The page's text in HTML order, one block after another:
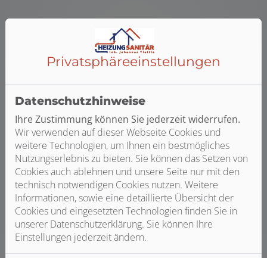
Qualität zum fairen Preis
Wir verbauen ausschließlich Qualitätsprodukte
renommierter Hersteller. So können wir Ihnen
umfassende Service- und Garantieleistungen bieten –
und Sie sparen auf lange Sicht viel Geld durch
ausbleibende Reparaturen. Außerdem beraten wir Sie
ausführlich zu den möglichen Fördermitteln durch
BAFA und KfW, wodurch Sie zusätzlich Geld sparen
können.
Privatsphäre­einstellungen
Datenschutzhinweise
Ihre Zustimmung können Sie jederzeit widerrufen.
Wir verwenden auf dieser Webseite Cookies und
weitere Technologien, um Ihnen ein bestmögliches
Nutzungserlebnis zu bieten. Sie können das Setzen von
Cookies auch ablehnen und unsere Seite nur mit den
technisch notwendigen Cookies nutzen. Weitere
Informationen, sowie eine detaillierte Übersicht der
Cookies und eingesetzten Technologien finden Sie in
unserer Datenschutzerklärung. Sie können Ihre
Einstellungen jederzeit ändern.